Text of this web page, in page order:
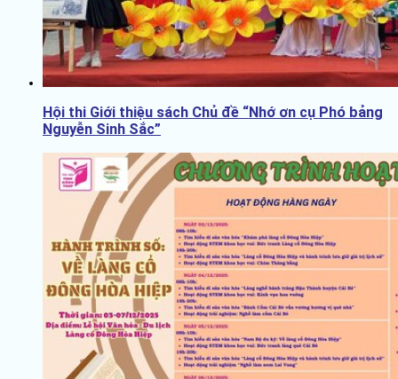
Hội thi Giới thiệu sách Chủ đề “Nhớ ơn cụ Phó bảng
Nguyễn Sinh Sắc”